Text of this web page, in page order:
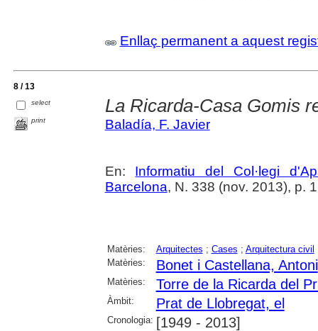
Enllaç permanent a aquest
8 / 13
select
print
La Ricarda-Casa Gomis
Baladía, F. Javier
En: Informatiu del Col·legi
Barcelona, N. 338 (nov. 2013), p.
Matèries: Arquitectes ; Cases ; Arquitectura civil
Matèries:
Bonet i Castellana, Antoni
Matèries: Torre de la Ricarda del
Àmbit: Prat de Llobregat, el
Cronologia: [1949 - 2013]